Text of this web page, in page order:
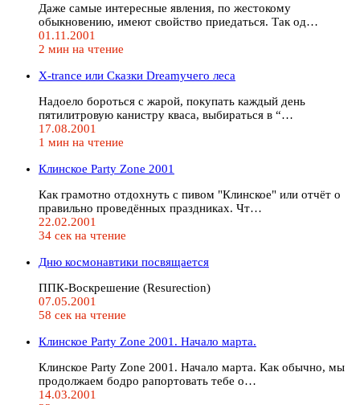
Даже самые интересные явления, по жестокому
обыкновению, имеют свойство приедаться. Так од…
01.11.2001
2 мин на чтение
X-trance или Сказки Dreamучего леса
Надоело бороться с жарой, покупать каждый день
пятилитровую канистру кваса, выбираться в “…
17.08.2001
1 мин на чтение
Клинское Party Zone 2001
Как грамотно отдохнуть с пивом "Клинское" или отчёт о
правильно проведённых праздниках. Чт…
22.02.2001
34 сек на чтение
Дню космонавтики посвящается
ППК-Воскрешение (Resurection)
07.05.2001
58 сек на чтение
Клинское Party Zone 2001. Начало марта.
Клинское Party Zone 2001. Начало марта. Как обычно, мы
продолжаем бодро рапортовать тебе о…
14.03.2001